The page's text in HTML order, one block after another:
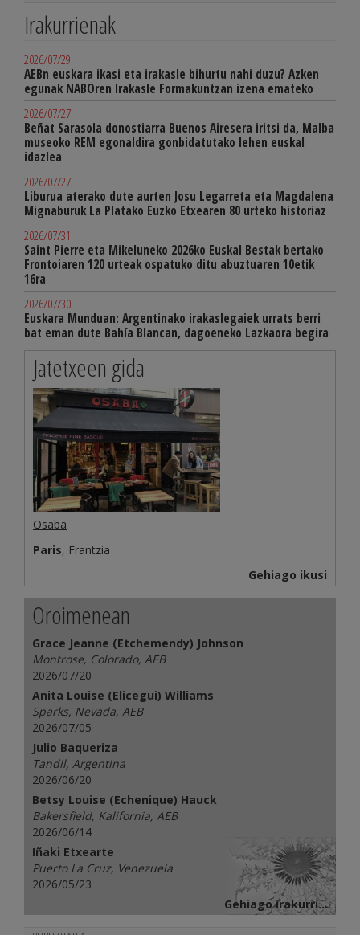
Irakurrienak
2026/07/29
AEBn euskara ikasi eta irakasle bihurtu nahi duzu? Azken
egunak NABOren Irakasle Formakuntzan izena emateko
2026/07/27
Beñat Sarasola donostiarra Buenos Airesera iritsi da, Malba
museoko REM egonaldira gonbidatutako lehen euskal
idazlea
2026/07/27
Liburua aterako dute aurten Josu Legarreta eta Magdalena
Mignaburuk La Platako Euzko Etxearen 80 urteko historiaz
2026/07/31
Saint Pierre eta Mikeluneko 2026ko Euskal Bestak bertako
Frontoiaren 120 urteak ospatuko ditu abuztuaren 10etik
16ra
2026/07/30
Euskara Munduan: Argentinako irakaslegaiek urrats berri
bat eman dute Bahía Blancan, dagoeneko Lazkaora begira
Jatetxeen gida
Osaba
Paris, Frantzia
Gehiago ikusi
Oroimenean
Grace Jeanne (Etchemendy) Johnson
Montrose, Colorado, AEB
2026/07/20
Anita Louise (Elicegui) Williams
Sparks, Nevada, AEB
2026/07/05
Julio Baqueriza
Tandil, Argentina
2026/06/20
Betsy Louise (Echenique) Hauck
Bakersfield, Kalifornia, AEB
2026/06/14
Iñaki Etxearte
Puerto La Cruz, Venezuela
2026/05/23
Gehiago irakurri...